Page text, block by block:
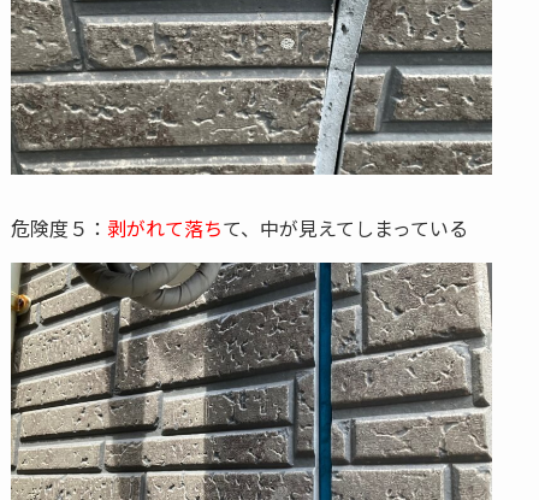
危険度５： 剥がれて落ちて、中が見えてしまっている